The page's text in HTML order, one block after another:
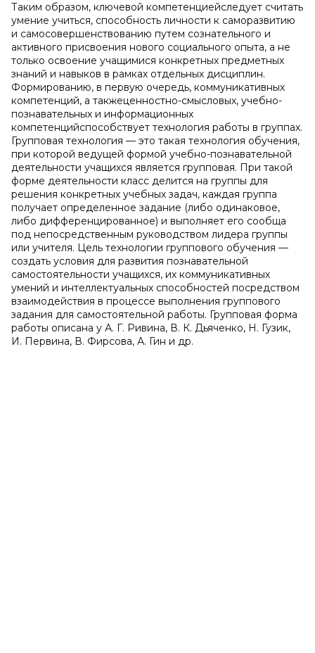
Таким образом, ключевой компетенциейследует считать
умение учиться, способность личности к саморазвитию
и самосовершенствованию путем сознательного и
активного присвоения нового социального опыта, а не
только освоение учащимися конкретных предметных
знаний и навыков в рамках отдельных дисциплин.
Формированию, в первую очередь, коммуникативных
компетенций, а такжеценностно-смысловых, учебно-
познавательных и информационных
компетенцийспособствует технология работы в группах.
Групповая технология — это такая технология обучения,
при которой ведущей формой учебно-познавательной
деятельности учащихся является групповая. При такой
форме деятельности класс делится на группы для
решения конкретных учебных задач, каждая группа
получает определенное задание (либо одинаковое,
либо дифференцированное) и выполняет его сообща
под непосредственным руководством лидера группы
или учителя. Цель технологии группового обучения —
создать условия для развития познавательной
самостоятельности учащихся, их коммуникативных
умений и интеллектуальных способностей посредством
взаимодействия в процессе выполнения группового
задания для самостоятельной работы. Групповая форма
работы описана у А. Г. Ривина, В. К. Дьяченко, Н. Гузик,
И. Первина, В. Фирсова, А. Гин и др.